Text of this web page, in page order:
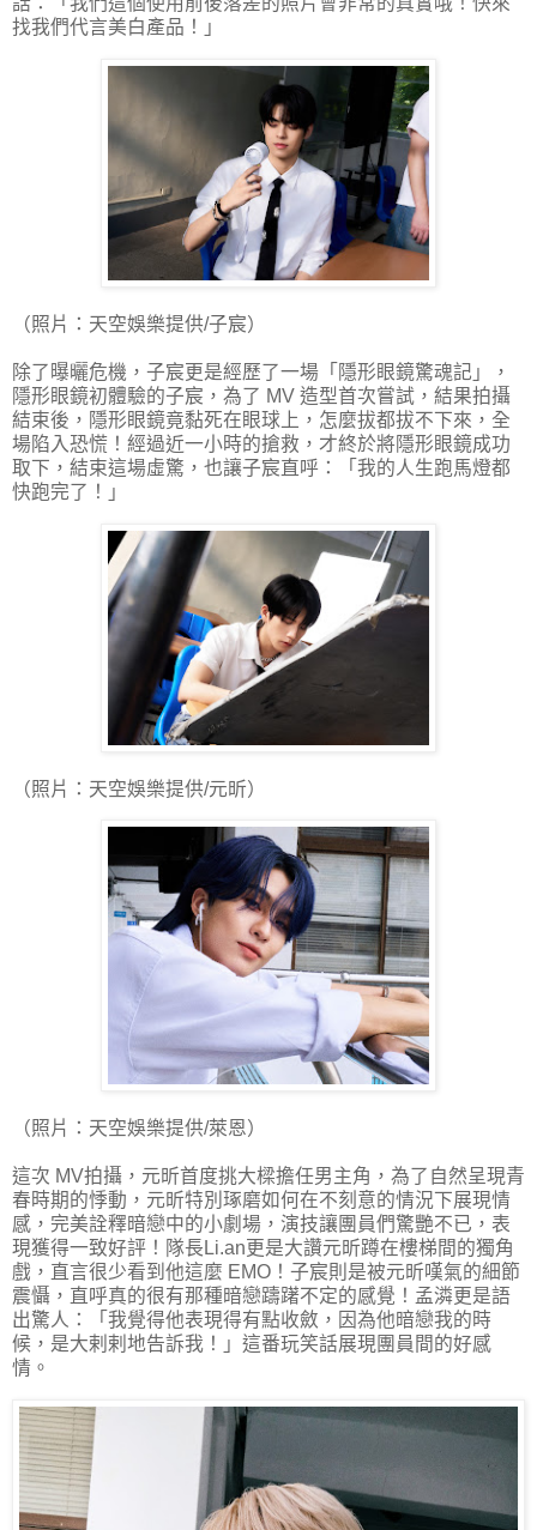
找我們代言美白產品！」
（照片：天空娛樂提供/子宸）
除了曝曬危機，子宸更是經歷了一場「隱形眼鏡驚魂記」，
隱形眼鏡初體驗的子宸，為了 MV 造型首次嘗試，結果拍攝
結束後，隱形眼鏡竟黏死在眼球上，怎麼拔都拔不下來，全
場陷入恐慌！經過近一小時的搶救，才終於將隱形眼鏡成功
取下，結束這場虛驚，也讓子宸直呼：「我的人生跑馬燈都
快跑完了！」
（照片：天空娛樂提供/元昕）
（照片：天空娛樂提供/萊恩）
這次 MV拍攝，元昕首度挑大樑擔任男主角，為了自然呈現青
春時期的悸動，元昕特別琢磨如何在不刻意的情況下展現情
感，完美詮釋暗戀中的小劇場，演技讓團員們驚艷不已，表
現獲得一致好評！隊長Li.an更是大讚元昕蹲在樓梯間的獨角
戲，直言很少看到他這麼 EMO！子宸則是被元昕嘆氣的細節
震懾，直呼真的很有那種暗戀躊躇不定的感覺！孟潾更是語
出驚人：「我覺得他表現得有點收斂，因為他暗戀我的時
候，是大剌剌地告訴我！」這番玩笑話展現團員間的好感
情。